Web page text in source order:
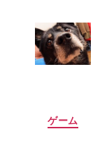
カ
ゲーム